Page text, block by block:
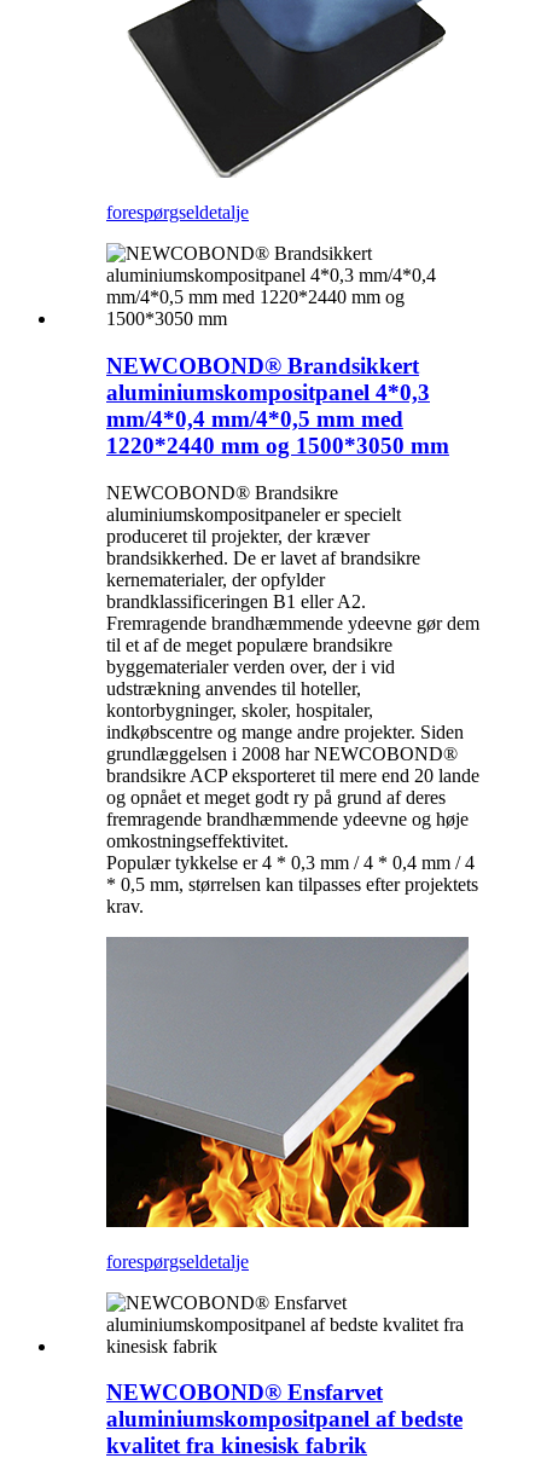
forespørgseldetalje
NEWCOBOND® Brandsikkert
aluminiumskompositpanel 4*0,3
mm/4*0,4 mm/4*0,5 mm med
1220*2440 mm og 1500*3050 mm
NEWCOBOND® Brandsikre
aluminiumskompositpaneler er specielt
produceret til projekter, der kræver
brandsikkerhed. De er lavet af brandsikre
kernematerialer, der opfylder
brandklassificeringen B1 eller A2.
Fremragende brandhæmmende ydeevne gør dem
til et af de meget populære brandsikre
byggematerialer verden over, der i vid
udstrækning anvendes til hoteller,
kontorbygninger, skoler, hospitaler,
indkøbscentre og mange andre projekter. Siden
grundlæggelsen i 2008 har NEWCOBOND®
brandsikre ACP eksporteret til mere end 20 lande
og opnået et meget godt ry på grund af deres
fremragende brandhæmmende ydeevne og høje
omkostningseffektivitet.
Populær tykkelse er 4 * 0,3 mm / 4 * 0,4 mm / 4
* 0,5 mm, størrelsen kan tilpasses efter projektets
krav.
forespørgseldetalje
NEWCOBOND® Ensfarvet
aluminiumskompositpanel af bedste
kvalitet fra kinesisk fabrik